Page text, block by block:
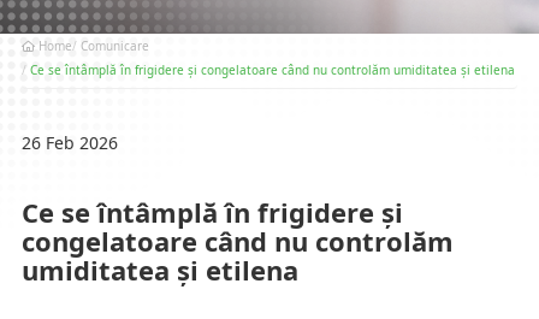
Home Comunicare
Ce se întâmplă în frigidere și congelatoare când nu controlăm umiditatea și etilena
26 Feb 2026
Ce se întâmplă în frigidere și
congelatoare când nu controlăm
umiditatea și etilena